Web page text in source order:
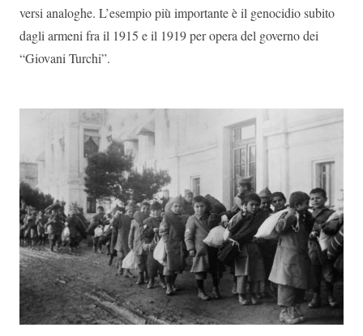
versi analoghe. L’esempio più importante è il genocidio subito
dagli armeni fra il 1915 e il 1919 per opera del governo dei
“Giovani Turchi”.